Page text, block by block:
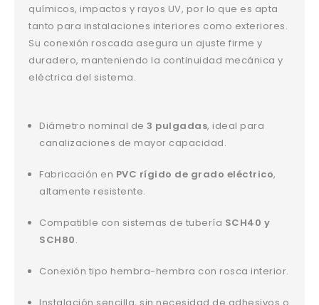
químicos, impactos y rayos UV, por lo que es apta
tanto para instalaciones interiores como exteriores.
Su conexión roscada asegura un ajuste firme y
duradero, manteniendo la continuidad mecánica y
eléctrica del sistema.
Diámetro nominal de3 pulgadas, ideal para
canalizaciones de mayor capacidad.
Fabricación en PVC rígido de grado eléctrico,
altamente resistente.
Compatible con sistemas de tubería SCH40 y
SCH80.
Conexión tipo hembra-hembra con rosca interior.